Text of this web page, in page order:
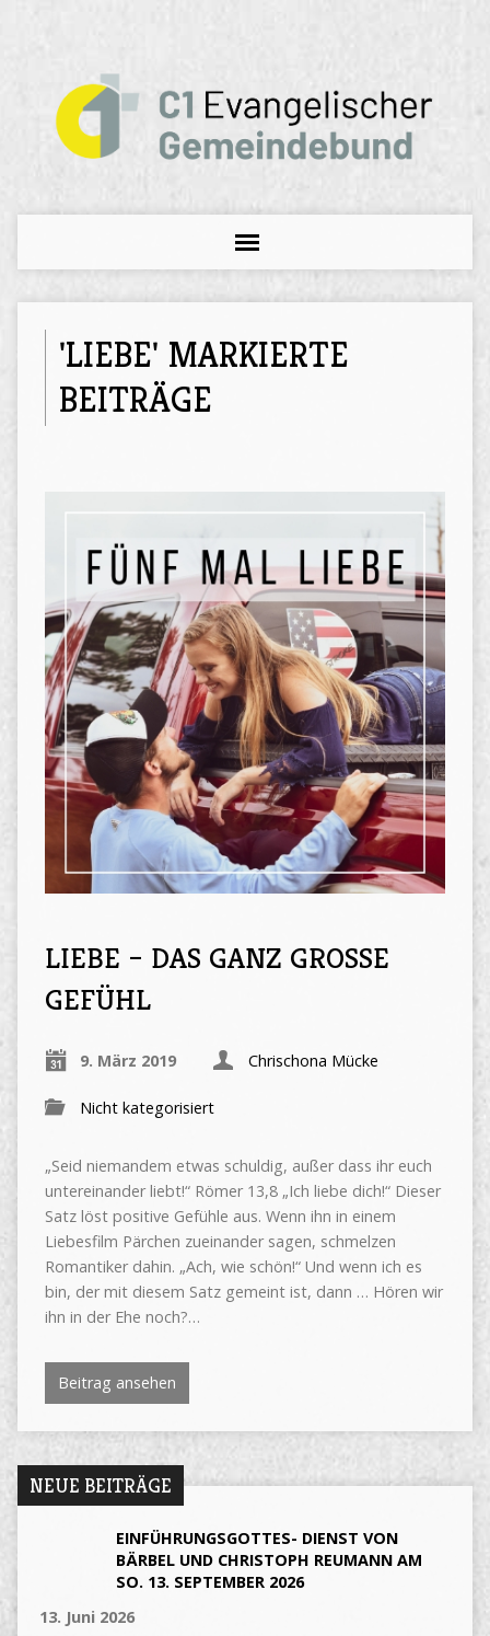
'LIEBE' MARKIERTE
BEITRÄGE
LIEBE – DAS GANZ GROSSE G
EFÜHL
9. März 2019 Chrischona Mücke
Nicht kategorisiert
„Seid niemandem etwas schuldig, außer dass ihr euch
untereinander liebt!“ Römer 13,8 „Ich liebe dich!“ Dieser
Satz löst positive Gefühle aus. Wenn ihn in einem
Liebesfilm Pärchen zueinander sagen, schmelzen
Romantiker dahin. „Ach, wie schön!“ Und wenn ich es
bin, der mit diesem Satz gemeint ist, dann … Hören wir
ihn in der Ehe noch?…
Beitrag ansehen
NEUE BEITRÄGE
EINFÜHRUNGSGOTTES- DIENST VON
BÄRBEL UND CHRISTOPH REUMANN AM
SO. 13. SEPTEMBER 2026
13. Juni 2026